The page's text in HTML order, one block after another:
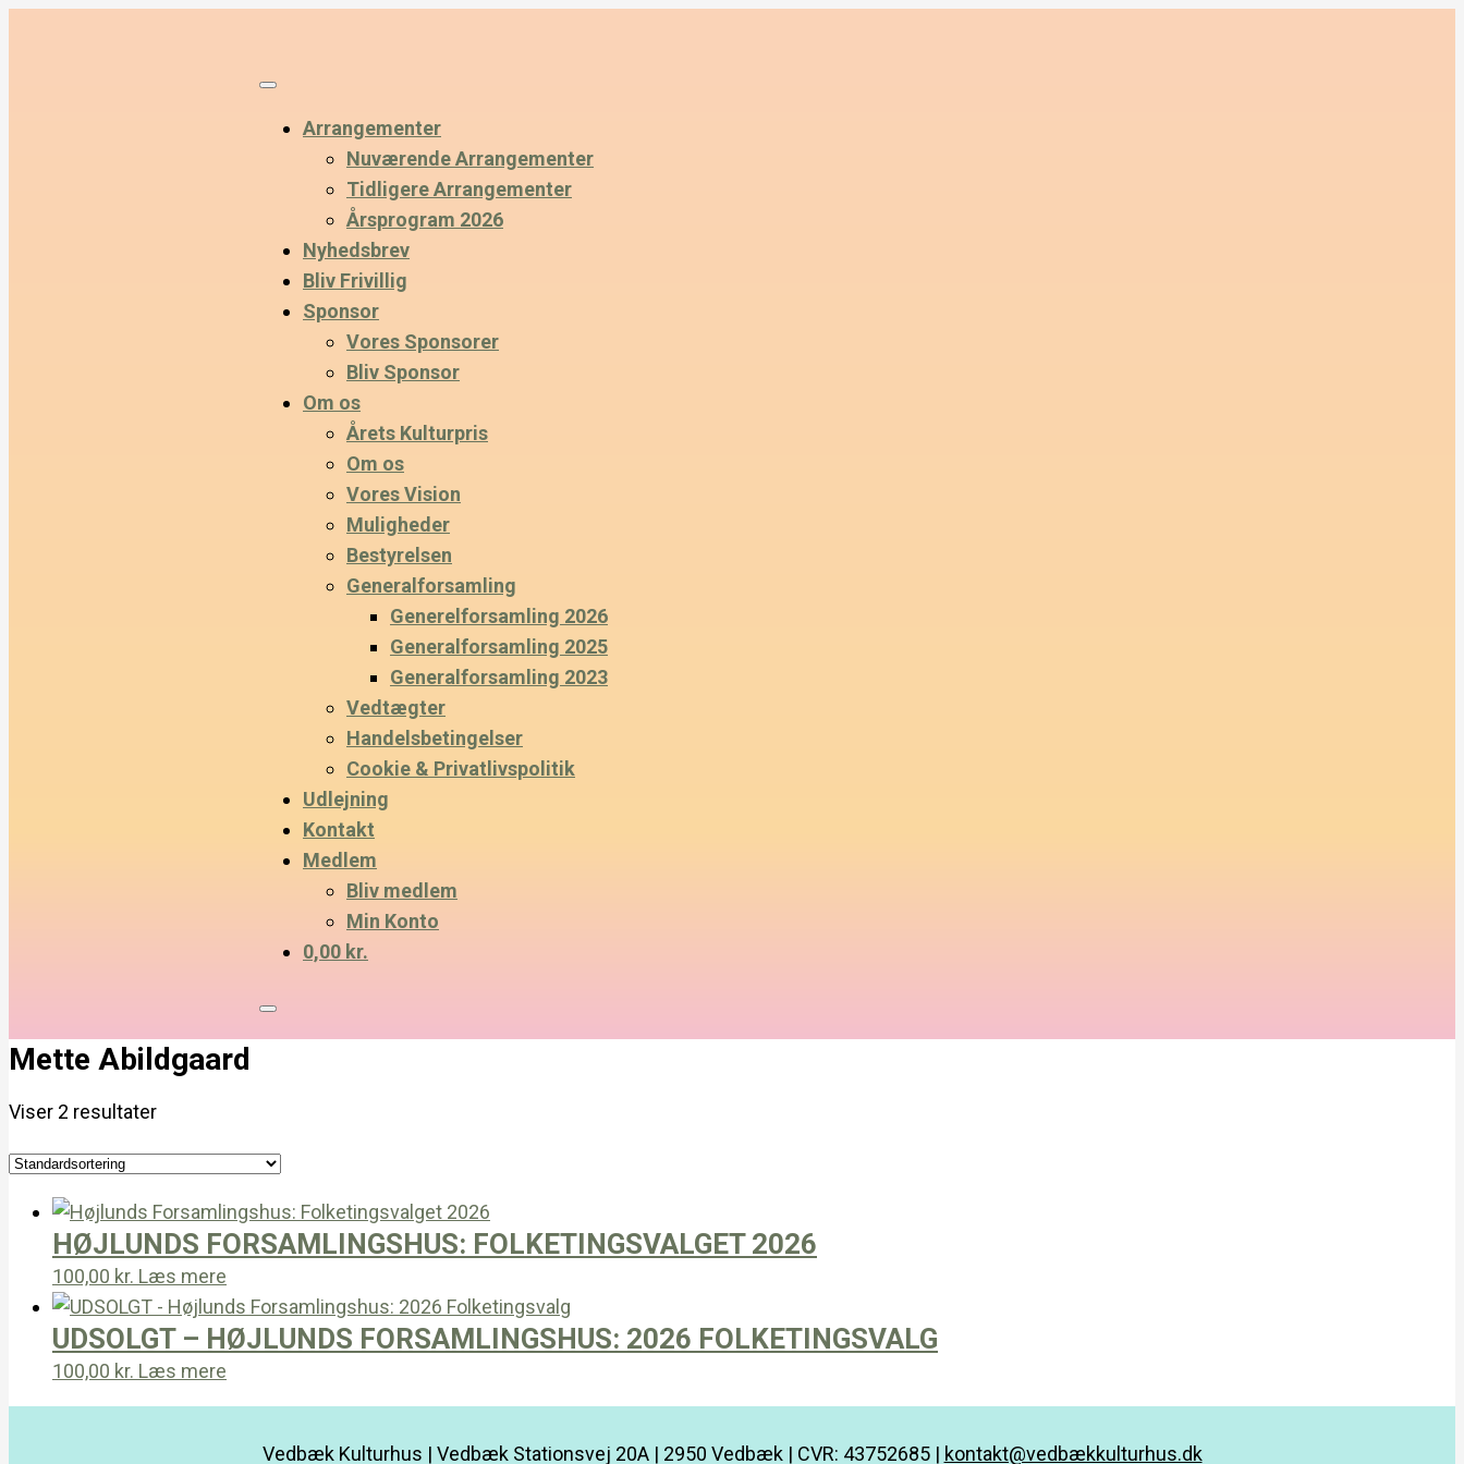
Arrangementer
Nuværende Arrangementer
Tidligere Arrangementer
Årsprogram 2026
Nyhedsbrev
Bliv Frivillig
Sponsor
Vores Sponsorer
Bliv Sponsor
Om os
Årets Kulturpris
Om os
Vores Vision
Muligheder
Bestyrelsen
Generalforsamling
Generelforsamling 2026
Generalforsamling 2025
Generalforsamling 2023
Vedtægter
Handelsbetingelser
Cookie & Privatlivspolitik
Udlejning
Kontakt
Medlem
Bliv medlem
Min Konto
0,00 kr.
Mette Abildgaard
Viser 2 resultater
HØJLUNDS FORSAMLINGSHUS: FOLKETINGSVALGET 2026
100,00 kr. Læs mere
UDSOLGT – HØJLUNDS FORSAMLINGSHUS: 2026 FOLKETINGSVALG
100,00 kr. Læs mere
Vedbæk Kulturhus | Vedbæk Stationsvej 20A | 2950 Vedbæk | CVR: 43752685 | kontakt@vedbækkulturhus.dk